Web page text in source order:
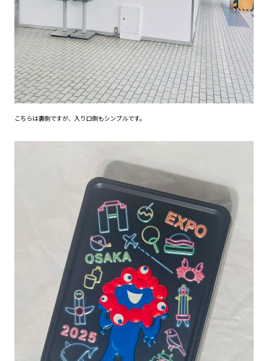
こちらは裏側ですが、入り口側もシンプルです。